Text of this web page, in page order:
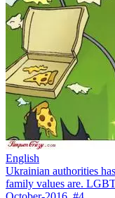
English
Ukrainian authorities
family values are.